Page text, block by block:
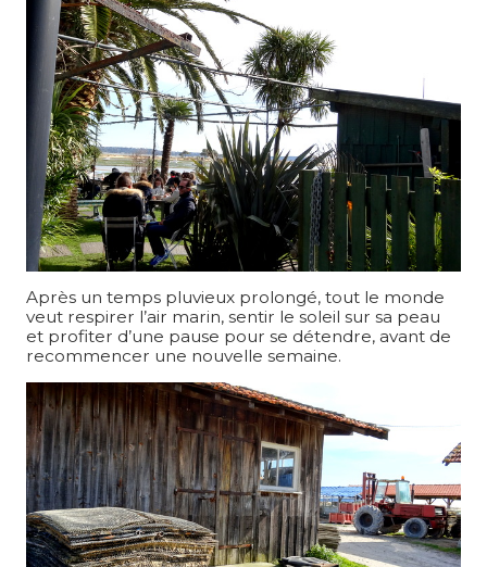
Après un temps pluvieux prolongé, tout le monde
veut respirer l’air marin, sentir le soleil sur sa peau
et profiter d’une pause pour se détendre, avant de
recommencer une nouvelle semaine.